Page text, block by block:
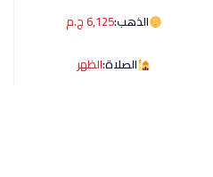
الذهب:6,125 ج.م
الصلاة:الظهر